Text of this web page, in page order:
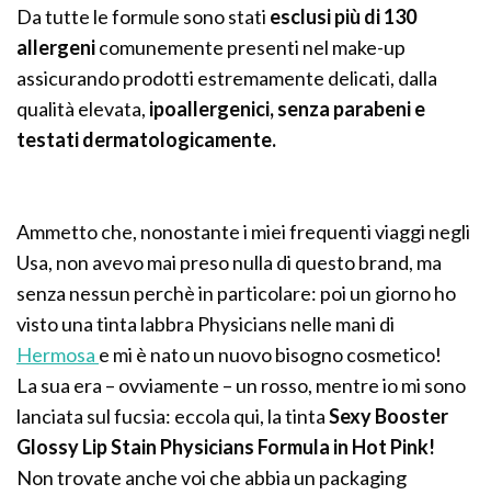
Da tutte le formule sono stati esclusi più di 130
allergenicomunemente presenti nel make-up
assicurando prodotti estremamente delicati, dalla
qualità elevata, ipoallergenici, senza parabeni e
testati dermatologicamente.
Ammetto che, nonostante i miei frequenti viaggi negli
Usa, non avevo mai preso nulla di questo brand, ma
senza nessun perchè in particolare: poi un giorno ho
visto una tinta labbra Physicians nelle mani di
Hermosa e mi è nato un nuovo bisogno cosmetico!
La sua era – ovviamente – un rosso, mentre io mi sono
lanciata sul fucsia: eccola qui, la tintaSexy Booster
Glossy Lip Stain Physicians Formula in Hot Pink!
Non trovate anche voi che abbia un packaging